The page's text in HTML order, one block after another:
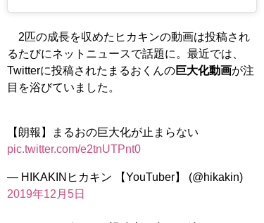
2匹の成長を収めたヒカキンの動画は投稿され
るたびにネットニュースで話題に。最近では、
Twitterに投稿されたまるおくんの巨大化動画が注
目を浴びていました。
【朗報】まるおの巨大化が止まらない
pic.twitter.com/e2tnUTPnt0
— HIKAKINヒカキン 【YouTuber】 (@hikakin)
2019年12月5日